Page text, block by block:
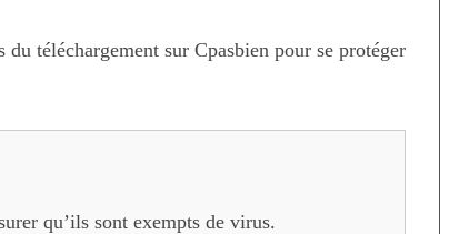
téléchargement sur Cpasbien pour se protéger
qu’ils sont exempts de virus.